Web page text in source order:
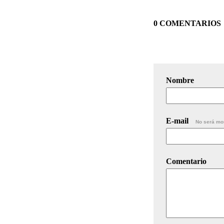
0 COMENTARIOS
Nombre
E-mail No será
Comentario